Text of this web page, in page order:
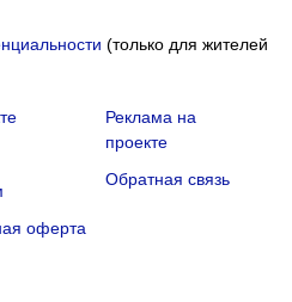
(только для жителей
оферта
Реклама на
проекте
Обратная связь